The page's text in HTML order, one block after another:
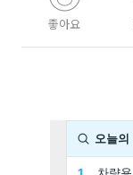
좋아요